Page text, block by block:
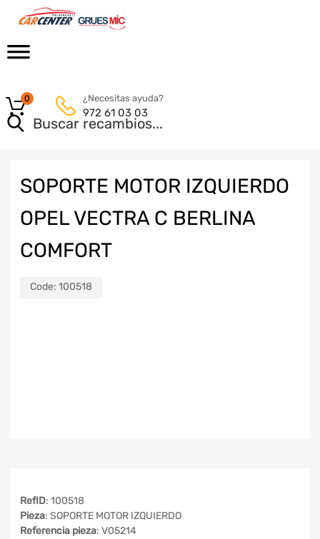
¿Necesitas ayuda?
972 61 03 03
0
SOPORTE MOTOR IZQUIERDO
OPEL VECTRA C BERLINA
COMFORT
Code: 100518
RefID: 100518
Pieza: SOPORTE MOTOR IZQUIERDO
Referencia pieza: V05214